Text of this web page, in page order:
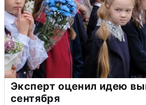
Эксперт оценил идею
сентября